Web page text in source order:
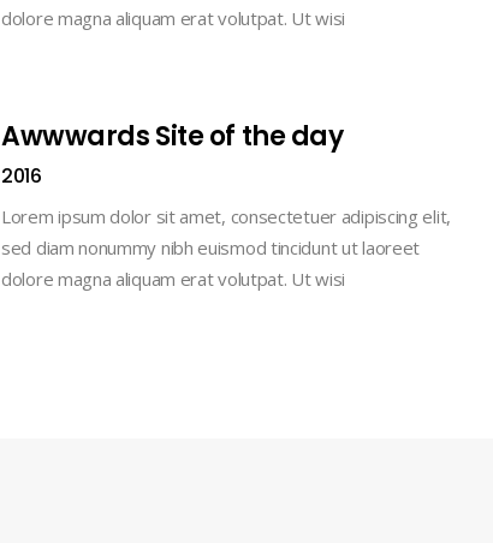
dolore magna aliquam erat volutpat. Ut wisi
Awwwards Site of the day
2016
Lorem ipsum dolor sit amet, consectetuer adipiscing elit,
sed diam nonummy nibh euismod tincidunt ut laoreet
dolore magna aliquam erat volutpat. Ut wisi